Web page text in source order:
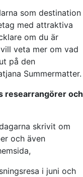
som destination
med attraktiva
om du är
veta mer om vad
på den
Summermatter.
researrangörer och
skrivit om
och även
i juni och